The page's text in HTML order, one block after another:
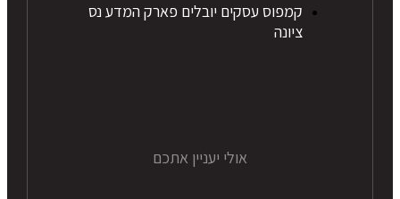
קמפוס עסקים יובלים פארק המדע נס
ציונה
אולי יעניין אתכם